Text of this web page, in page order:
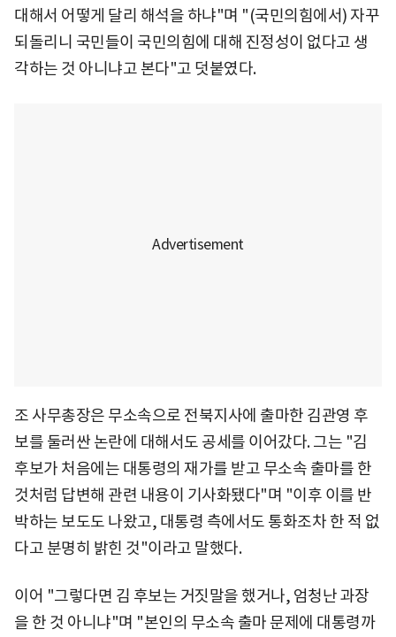
대해서 어떻게 달리 해석을 하냐"며 "(국민의힘에서) 자꾸
되돌리니 국민들이 국민의힘에 대해 진정성이 없다고 생
각하는 것 아니냐고 본다"고 덧붙였다.
조 사무총장은 무소속으로 전북지사에 출마한 김관영 후
보를 둘러싼 논란에 대해서도 공세를 이어갔다. 그는 "김
후보가 처음에는 대통령의 재가를 받고 무소속 출마를 한
것처럼 답변해 관련 내용이 기사화됐다"며 "이후 이를 반
박하는 보도도 나왔고, 대통령 측에서도 통화조차 한 적 없
다고 분명히 밝힌 것"이라고 말했다.
이어 "그렇다면 김 후보는 거짓말을 했거나, 엄청난 과장
을 한 것 아니냐"며 "본인의 무소속 출마 문제에 대통령까